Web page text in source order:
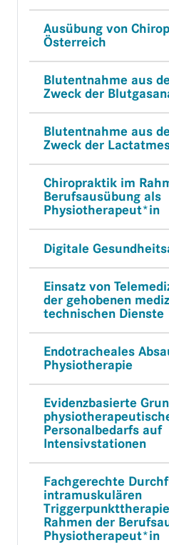
Ausübung von
Österreich
Blutentnahme aus
Zweck der
Blutentnahme aus
Zweck der
Chiropraktik im
Berufsausübung als
Physiotherapeut*in
Digitale
Einsatz von
der gehobenen
technischen Dienste
Endotracheales
Physiotherapie
Evidenzbasierte
Personalbedarfs auf
Intensivstationen
Fachgerechte
intramuskulären
Rahmen der
Physiotherapeut*in